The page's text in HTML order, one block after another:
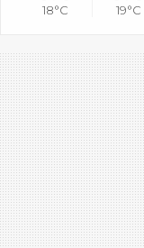
18°C
19°C